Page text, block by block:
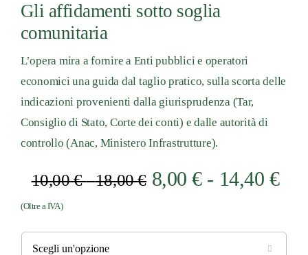
Prodotti
Notizie e bandi
Gli affidamenti sotto soglia
comunitaria
L’opera mira a fornire a Enti pubblici e operatori
economici una guida dal taglio pratico, sulla scorta delle
indicazioni provenienti dalla giurisprudenza (Tar,
Consiglio di Stato, Corte dei conti) e dalle autorità di
controllo (Anac, Ministero Infrastrutture).
10,00€ - 18,00€ Fascia
da
8,00€ - 14,40 €
(Oltre a IVA)
